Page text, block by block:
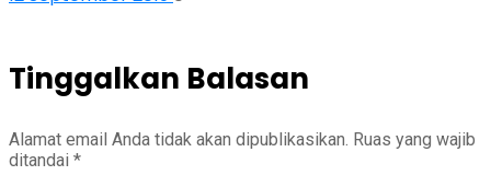
Tinggalkan Balasan
Alamat email Anda tidak akan dipublikasikan. Ruas yang wajib
ditandai *